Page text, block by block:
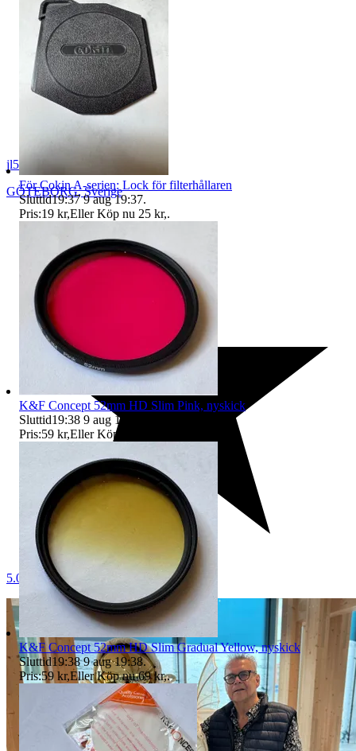
jl54
GÖTEBORG,Sverige
5.0
För Cokin A-serien: Lock för filterhållaren
Sluttid19:37 9 aug 19:37.
Pris:19 kr,Eller Köp nu 25 kr,.
K&F Concept 52mm HD Slim Pink, nyskick
Sluttid19:38 9 aug 19:38
Pris:59 kr,Eller Köp nu
K&F Concept 52mm HD Slim Gradual Yellow, nyskick
Sluttid19:38 9 aug 19:38.
Pris:59 kr,Eller Köp nu 69 kr,.